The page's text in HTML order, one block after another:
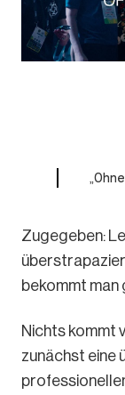
Zugegeben:
bekommt man
Nichts kommt
zunächst eine